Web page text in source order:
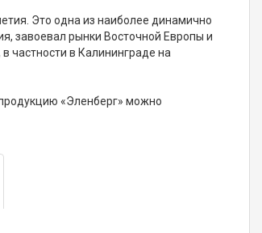
Это одна из наиболее динамично
завоевал рынки Восточной Европы и
частности в Калининграде на
«Эленберг» можно